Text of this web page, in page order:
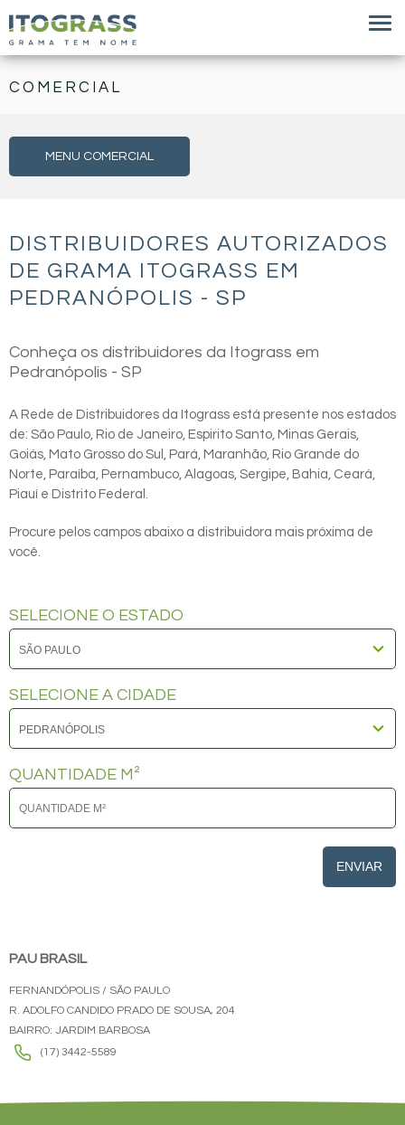
COMERCIAL
MENU COMERCIAL
DISTRIBUIDORES AUTORIZADOS
DE GRAMA ITOGRASS EM
PEDRANÓPOLIS - SP
Conheça os distribuidores da Itograss em
Pedranópolis - SP
A Rede de Distribuidores da Itograss está presente nos estados
de: São Paulo, Rio de Janeiro, Espirito Santo, Minas Gerais,
Goiás, Mato Grosso do Sul, Pará, Maranhão, Rio Grande do
Norte, Paraíba, Pernambuco, Alagoas, Sergipe, Bahia, Ceará,
Piauí e Distrito Federal.
Procure pelos campos abaixo a distribuidora mais próxima de
você.
SELECIONE O ESTADO
SELECIONE A CIDADE
QUANTIDADE M²
ENVIAR
PAU BRASIL
FERNANDÓPOLIS / SÃO PAULO
R. ADOLFO CANDIDO PRADO DE SOUSA, 204
BAIRRO: JARDIM BARBOSA
(17) 3442-5589